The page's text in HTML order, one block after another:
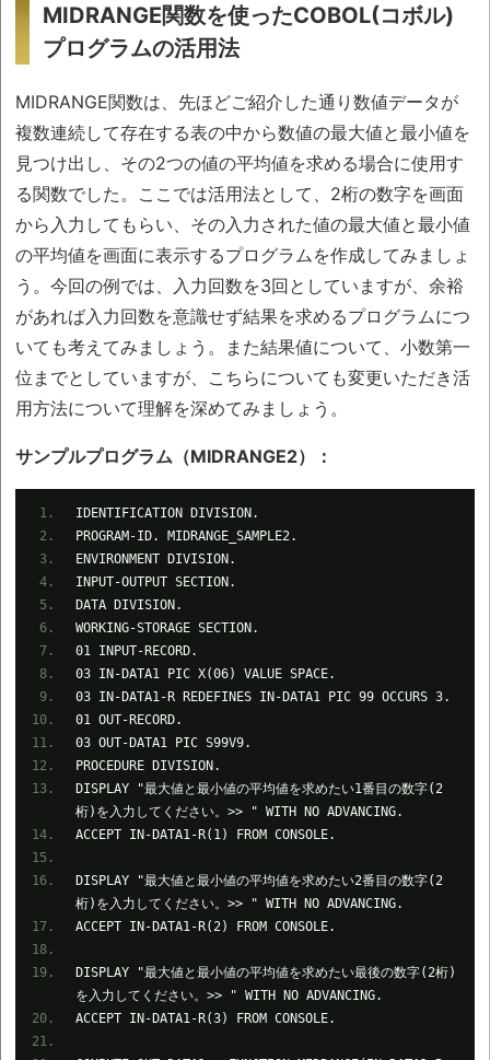
MIDRANGE関数を使ったCOBOL(コボル)
プログラムの活用法
MIDRANGE関数は、先ほどご紹介した通り数値データが
複数連続して存在する表の中から数値の最大値と最小値を
見つけ出し、その2つの値の平均値を求める場合に使用す
る関数でした。ここでは活用法として、2桁の数字を画面
から入力してもらい、その入力された値の最大値と最小値
の平均値を画面に表示するプログラムを作成してみましょ
う。今回の例では、入力回数を3回としていますが、余裕
があれば入力回数を意識せず結果を求めるプログラムにつ
いても考えてみましょう。また結果値について、小数第一
位までとしていますが、こちらについても変更いただき活
用方法について理解を深めてみましょう。
サンプルプログラム（MIDRANGE2）：
IDENTIFICATION DIVISION.
PROGRAM-ID. MIDRANGE_SAMPLE2.
ENVIRONMENT DIVISION.
INPUT-OUTPUT SECTION.
DATA DIVISION.
WORKING-STORAGE SECTION.
01 INPUT-RECORD.
03 IN-DATA1 PIC X(06) VALUE SPACE.
03 IN-DATA1-R REDEFINES IN-DATA1 PIC 99 OCCURS 3.
01 OUT-RECORD.
03 OUT-DATA1 PIC S99V9.
PROCEDURE DIVISION.
DISPLAY "最大値と最小値の平均値を求めたい1番目の数字(2
桁)を入力してください。>> " WITH NO ADVANCING.
ACCEPT IN-DATA1-R(1) FROM CONSOLE.
DISPLAY "最大値と最小値の平均値を求めたい2番目の数字(2
桁)を入力してください。>> " WITH NO ADVANCING.
ACCEPT IN-DATA1-R(2) FROM CONSOLE.
DISPLAY "最大値と最小値の平均値を求めたい最後の数字(2桁)
を入力してください。>> " WITH NO ADVANCING.
ACCEPT IN-DATA1-R(3) FROM CONSOLE.